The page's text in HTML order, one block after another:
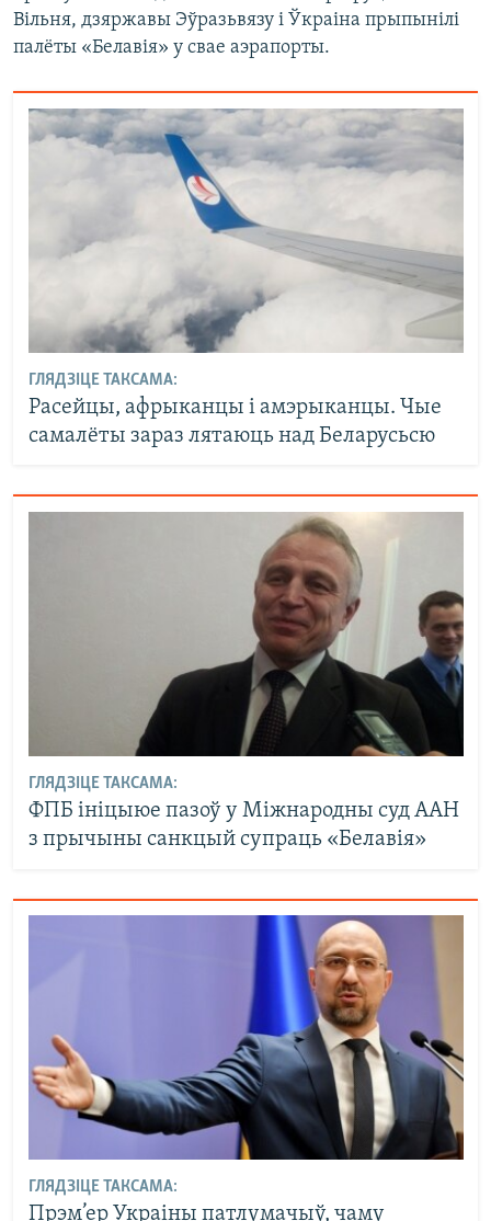
Вільня, дзяржавы Эўразьвязу і Ўкраіна прыпынілі
палёты «Белавія» у свае аэрапорты.
ГЛЯДЗІЦЕ ТАКСАМА:
Расейцы, афрыканцы і амэрыканцы. Чые
самалёты зараз лятаюць над Беларусьсю
ГЛЯДЗІЦЕ ТАКСАМА:
ФПБ ініцыюе пазоў у Міжнародны суд ААН
з прычыны санкцый супраць «Белавія»
ГЛЯДЗІЦЕ ТАКСАМА:
Прэм’ер Украіны патлумачыў, чаму